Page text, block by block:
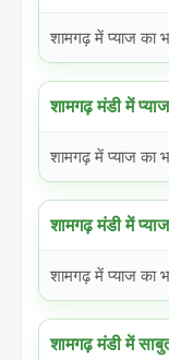
शामगढ़ में प्याज
शामगढ़ मंडी में
शामगढ़ में प्याज
शामगढ़ मंडी में
शामगढ़ में प्याज
शामगढ़ मंडी में